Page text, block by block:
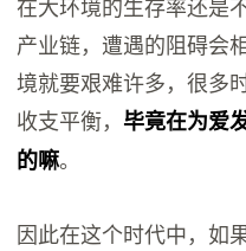
产业链，遭遇的阻碍会
境就要艰难许多，很多
收支平衡， 毕竟在为爱
的嘛。
因此在这个时代中，如